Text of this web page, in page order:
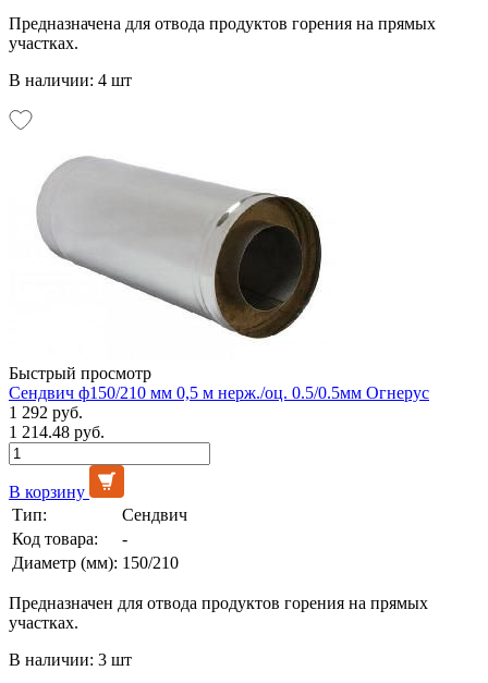
Предназначена для отвода продуктов горения на прямых
участках.
В наличии: 4 шт
Быстрый просмотр
Сендвич ф150/210 мм 0,5 м нерж./оц. 0.5/0.5мм Огнерус
1 292 руб.
1 214.48 руб.
В корзину
Тип:
Сендвич
Код товара:
-
Диаметр (мм): 150/210
Предназначен для отвода продуктов горения на прямых
участках.
В наличии: 3 шт